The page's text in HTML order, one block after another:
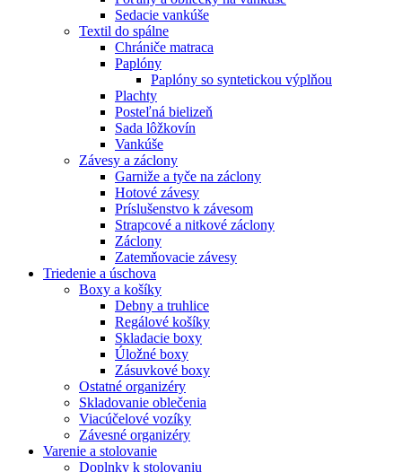
Sedacie vankúše
Textil do spálne
Chrániče matraca
Paplóny
Paplóny so syntetickou výplňou
Plachty
Posteľná bielizeň
Sada lôžkovín
Vankúše
Závesy a záclony
Garniže a tyče na záclony
Hotové závesy
Príslušenstvo k závesom
Strapcové a nitkové záclony
Záclony
Zatemňovacie závesy
Triedenie a úschova
Boxy a košíky
Debny a truhlice
Regálové košíky
Skladacie boxy
Úložné boxy
Zásuvkové boxy
Ostatné organizéry
Skladovanie oblečenia
Viacúčelové vozíky
Závesné organizéry
Varenie a stolovanie
Doplnky k stolovaniu